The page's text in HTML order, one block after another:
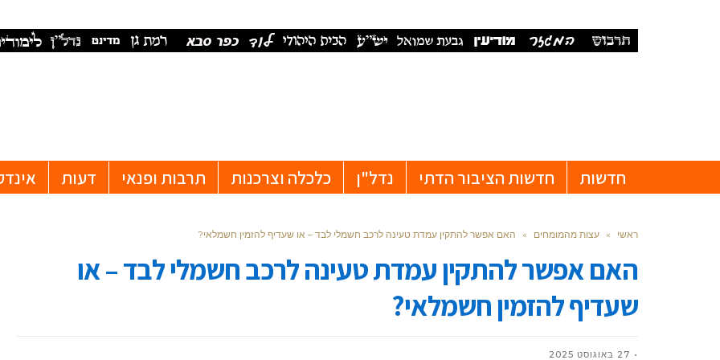
חדשות חדשות הציבור הדתי נדל"ן כלכלה וצרכנות תרבות ופנאי דעות
ראשי » עצות מהמומחים » האם אפשר להתקין עמדת טעינה לרכב חשמלי לבד – או שעדיף להזמין חשמלאי?
האם אפשר להתקין עמדת טעינה לרכב חשמלי לבד – או
שעדיף להזמין חשמלאי?
27 באוגוסט 2025